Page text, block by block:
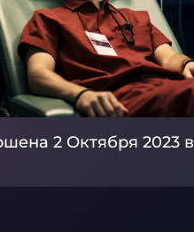
2 Октября 2023 в